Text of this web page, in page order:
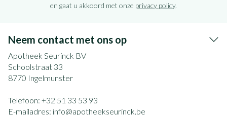
en gaat u akkoord met onze privacy policy.
Neem contact met ons op
Apotheek Seurinck BV
Schoolstraat 33
8770 Ingelmunster
Telefoon: +32 51 33 53 93
E-mailadres: info@apotheekseurinck.be